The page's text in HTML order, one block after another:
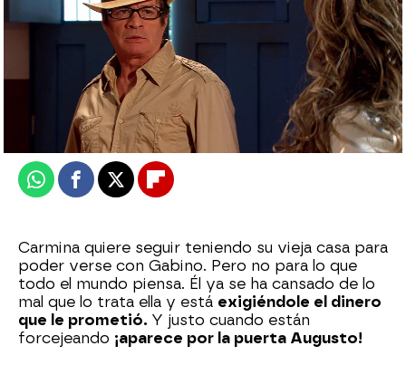
Nova
Publicado:17 de junio de 2026, 21:00
WhatsappFacebook
X Flipboard
Carmina quiere seguir teniendo su vieja casa para
poder verse con Gabino. Pero no para lo que
todo el mundo piensa. Él ya se ha cansado de lo
mal que lo trata ella y está exigiéndole el dinero
que le prometió. Y justo cuando están
forcejeando ¡aparece por la puerta Augusto!